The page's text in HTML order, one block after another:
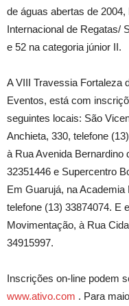
de águas abertas de
Internacional de Regatas/
e 52 na categoria júnior II.
A VIII Travessia Fortaleza
Eventos, está com
seguintes locais: São
Anchieta, 330, telefone
à Rua Avenida Bernardino
32351446 e Supercentro
Em Guarujá, na
telefone (13) 33874074. E
Movimentação, à Rua
34915997.
Inscrições on-line podem
www.ativo.com . Para